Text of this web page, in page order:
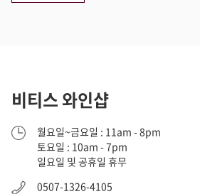
비티스 와인샵
월요일~금요일 : 11am - 8pm
토요일 : 10am - 7pm
일요일 및 공휴일 휴무
0507-1326-4105